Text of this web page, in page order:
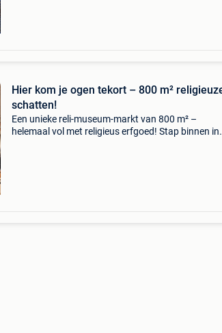
Hier kom je ogen tekort – 800 m²
schatten!
Een unieke reli-museum-markt van 800 m² –
helemaal vol met religieus erfgoed! Stap binnen in